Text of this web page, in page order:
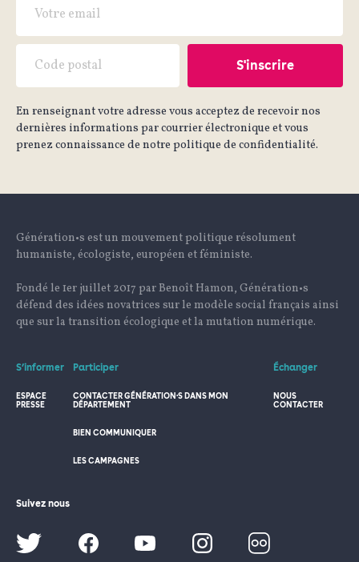
En renseignant votre adresse vous acceptez de recevoir nos
dernières informations par courrier électronique et vous
prenez connaissance de notre politique de confidentialité.
Génération•s est un mouvement politique résolument
humaniste, écologiste, européen et féministe.
Fondé le 1er juillet 2017 par Benoît Hamon, Génération•s
défend des idées novatrices sur le modèle social français ainsi
que sur la transition écologique et la mutation numérique.
S’informer
ESPACE
PRESSE
Participer
CONTACTER GÉNÉRATION·S DANS MON
DÉPARTEMENT
BIEN COMMUNIQUER
LES CAMPAGNES
Échanger
NOUS
CONTACTER
Suivez nous